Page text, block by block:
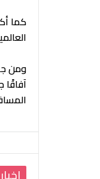
كما
ومن
آفاقًا